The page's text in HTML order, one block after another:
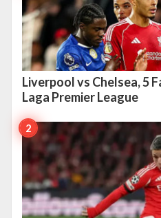
Liverpool vs Chelsea, 5
Laga Premier League